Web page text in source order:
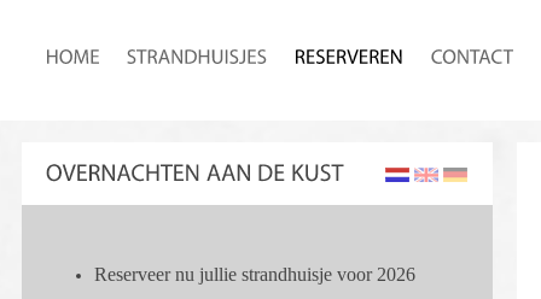
Reserveer nu jullie strandhuisje voor 2026